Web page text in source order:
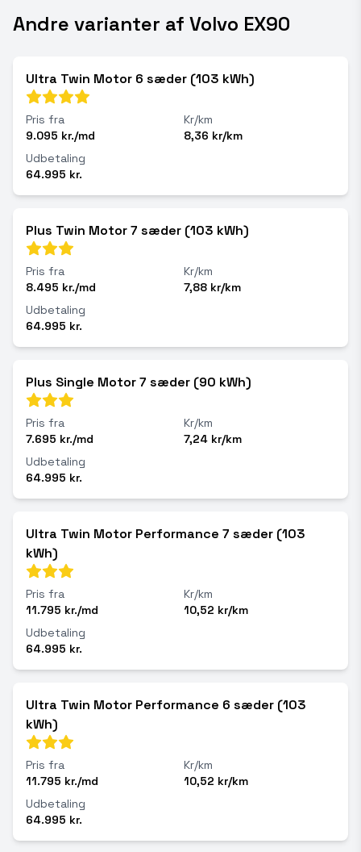
Andre varianter af Volvo EX90
Ultra Twin Motor 6 sæder (103 kWh)
Pris fra
9.095 kr./md
Kr/km
8,36 kr/km
Udbetaling
64.995 kr.
Plus Twin Motor 7 sæder (103 kWh)
Pris fra
8.495 kr./md
Kr/km
7,88 kr/km
Udbetaling
64.995 kr.
Plus Single Motor 7 sæder (90 kWh)
Pris fra
7.695 kr./md
Kr/km
7,24 kr/km
Udbetaling
64.995 kr.
Ultra Twin Motor Performance 7 sæder (103
kWh)
Pris fra
11.795 kr./md
Kr/km
10,52 kr/km
Udbetaling
64.995 kr.
Ultra Twin Motor Performance 6 sæder (103
kWh)
Pris fra
11.795 kr./md
Kr/km
10,52 kr/km
Udbetaling
64.995 kr.